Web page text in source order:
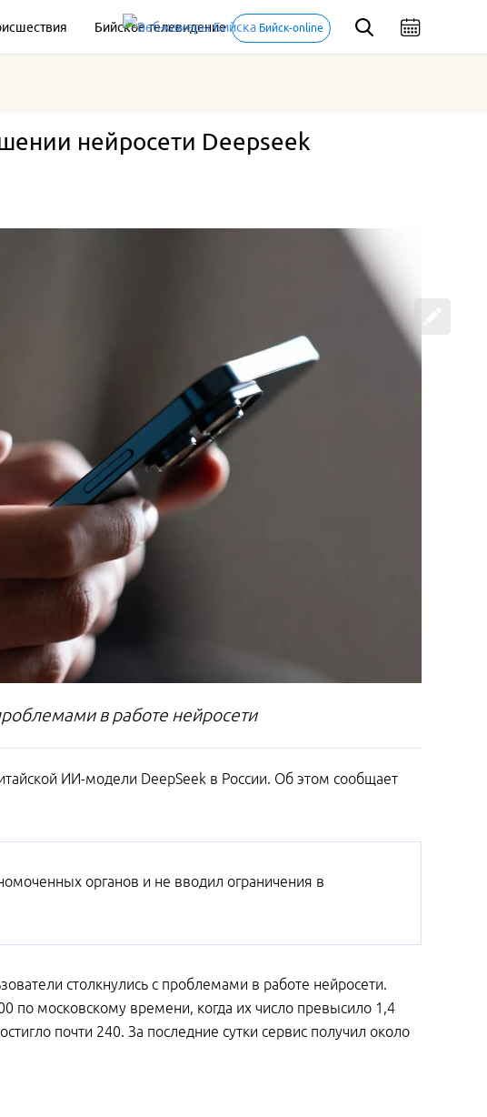
Бийское телевидение Бийск-online
нейросети Deepseek
в работе нейросети
ИИ-модели DeepSeek в России. Об этом сообщает
органов и не вводил ограничения в
столкнулись с проблемами в работе нейросети.
по московскому времени, когда их число превысило 1,4
почти 240. За последние сутки сервис получил около